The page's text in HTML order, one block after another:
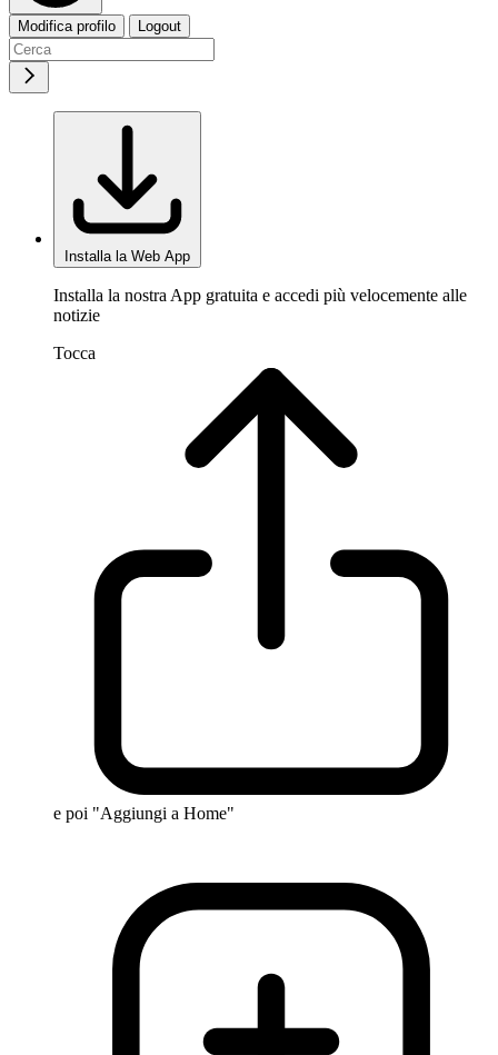
Modifica profilo Logout
Installa la Web App
Installa la nostra App gratuita e accedi più velocemente alle
notizie
Tocca
e poi "Aggiungi a Home"